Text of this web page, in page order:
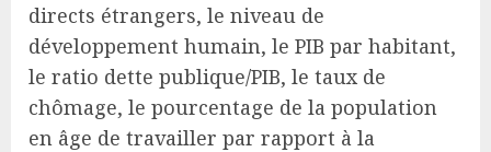
directs étrangers, le niveau de
développement humain, le PIB par habitant,
le ratio dette publique/PIB, le taux de
chômage, le pourcentage de la population
en âge de travailler par rapport à la